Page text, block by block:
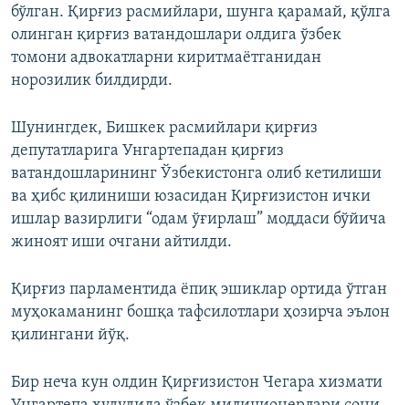
бўлган. Қирғиз расмийлари, шунга қарамай, қўлга
олинган қирғиз ватандошлари олдига ўзбек
томони адвокатларни киритмаётганидан
норозилик билдирди.
Шунингдек, Бишкек расмийлари қирғиз
депутатларига Унгартепадан қирғиз
ватандошларининг Ўзбекистонга олиб кетилиши
ва ҳибс қилиниши юзасидан Қирғизистон ички
ишлар вазирлиги “одам ўғирлаш” моддаси бўйича
жиноят иши очгани айтилди.
Қирғиз парламентида ёпиқ эшиклар ортида ўтган
муҳокаманинг бошқа тафсилотлари ҳозирча эълон
қилингани йўқ.
Бир неча кун олдин Қирғизистон Чегара хизмати